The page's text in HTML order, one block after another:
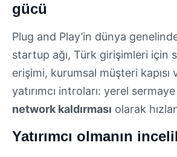
gücü
Plug and Play’in dünya
startup ağı, Türk girişimleri için
erişimi, kurumsal müşteri kapısı
yatırımcı introları: yerel sermaye
network kaldırması olarak
Yatırımcı olmanın